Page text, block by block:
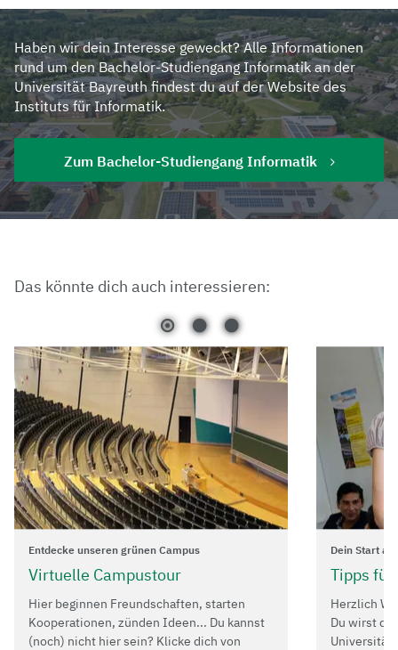
Haben wir dein Interesse geweckt? Alle Informationen
rund um den Bachelor-Studiengang Informatik an der
Universität Bayreuth findest du auf der Website des
Instituts für Informatik.
Zum Bachelor-Studiengang Informatik
Das könnte dich auch interessieren:
Entdecke unseren grünen Campus
Virtuelle Campustour
Hier beginnen Freundschaften, starten
Kooperationen, zünden Ideen... Du kannst
(noch) nicht hier sein? Klicke dich von
Dein Start
Tipps
Herzlich
Du wirst
Universität